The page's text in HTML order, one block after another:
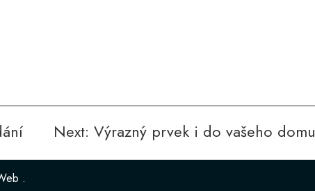
Next: Výrazný prvek i do vašeho domu
.